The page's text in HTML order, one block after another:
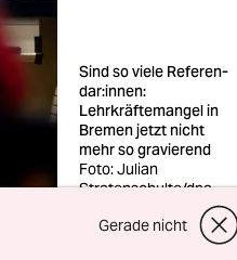
Sind so viele Re­fe­ren­
da­r:in­nen:
Lehrkräftemangel in
Bremen jetzt nicht
mehr so gravierend
Foto: Julian
Stratenschulte/dpa
Gerade nicht